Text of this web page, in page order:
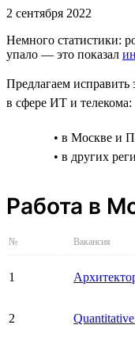
2 сентября 2022
Немного статистики:
упало — это показал
Предлагаем
в сфере ИТ и телекома:
• в Москве и
• в других
Работа в
№ Вакансия
1
2